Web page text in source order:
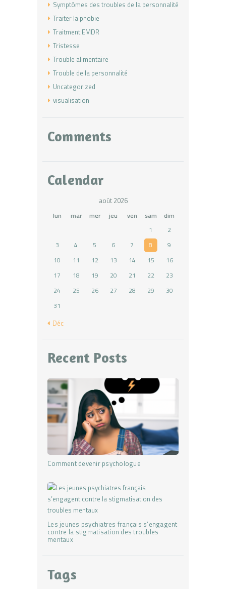
Symptômes des troubles de la personnalité
Traiter la phobie
Traitment EMDR
Tristesse
Trouble alimentaire
Trouble de la personnalité
Uncategorized
visualisation
Comments
Calendar
août 2026
lun mar mer jeu ven sam
dim
1
2
3
4 5 6 7 8
9
10
11 12 13 14 15
16
17
18 19 20 21 22
23
24
25 26 27 28 29
30
31
« Déc
Recent Posts
Comment devenir psychologue
Les jeunes psychiatres français s’engagent
contre la stigmatisation des troubles
mentaux
Tags